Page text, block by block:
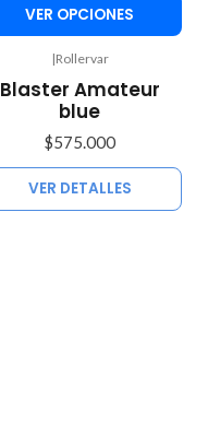
VER OPCIONES
|Rollervar
Blaster Amateur
blue
$575.000
VER DETALLES